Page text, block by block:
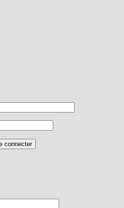
connecter